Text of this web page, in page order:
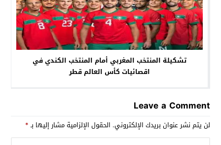
تشكيلة المنتخب المغربي أمام المنتخب الكندي في
اقصائيات كأس العالم قطر
Leave a Comment
لن يتم نشر عنوان بريدك الإلكتروني. الحقول الإلزامية مشار إليها بـ*